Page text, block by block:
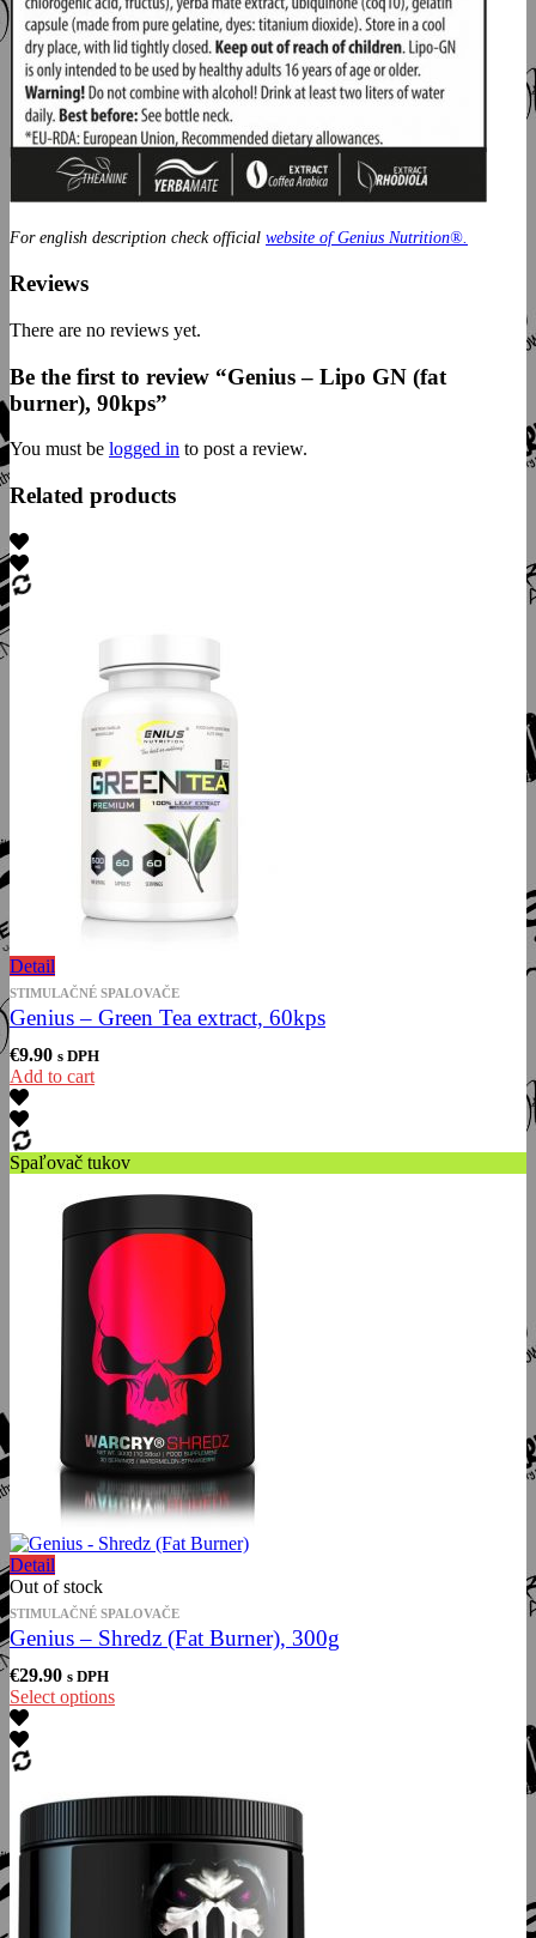
For english description check official website of Genius Nutrition®.
Reviews
There are no reviews yet.
Be the first to review “Genius – Lipo GN (fat
burner), 90kps”
You must be logged in to post a review.
Related products
Detail
STIMULAČNÉ SPALOVAČE
Genius – Green Tea extract, 60kps
€9.90 s DPH
Add to cart
Spaľovač tukov
Detail
Out of stock
STIMULAČNÉ SPALOVAČE
Genius – Shredz (Fat Burner), 300g
€29.90 s DPH
Select options